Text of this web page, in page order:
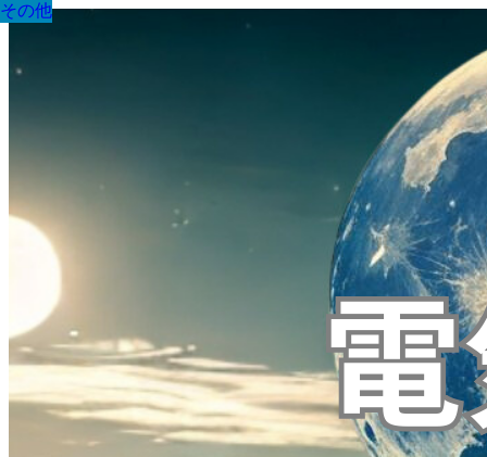
その他
その他
その他
その他
その他
その他
その他
その他
その他